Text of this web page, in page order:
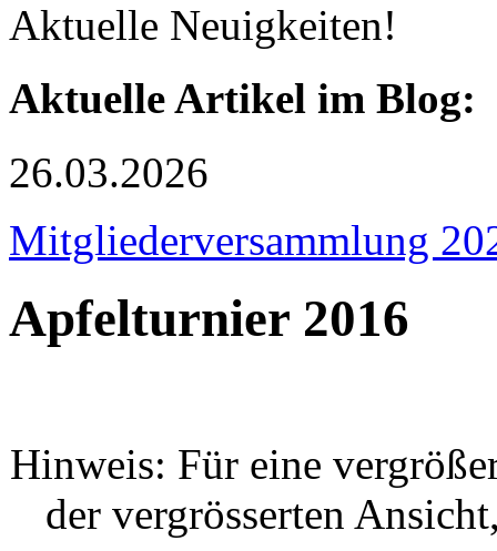
Aktuelle Neuigkeiten!
Aktuelle Artikel im Blog:
26.03.2026
Mitgliederversammlung
Apfelturnier 2016
Hinweis: Für eine
der vergrösserten